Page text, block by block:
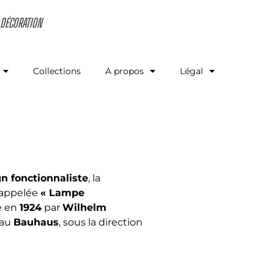
Collections A propos Légal
fonctionnaliste, la
« Lampe
en 1924par Wilhelm
Bauhaus, sous la direction